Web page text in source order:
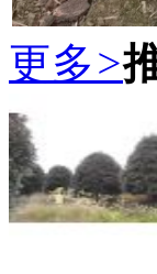
更多>